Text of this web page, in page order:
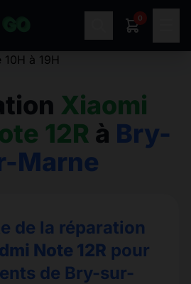
0
à 19H
Xiaomi
12R à Bry-
Marne
de la réparation
Note 12R pour
de Bry-sur-